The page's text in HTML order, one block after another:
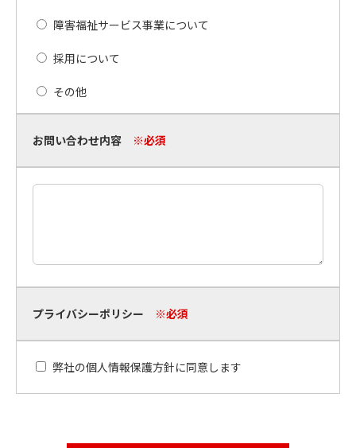
障害福祉サービス事業について
採用について
その他
お問い合わせ内容 ※必須
プライバシーポリシー ※必須
弊社の個人情報保護方針に同意します